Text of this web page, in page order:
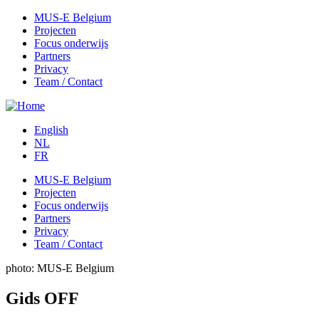
Main
menu
NL
MUS-E Belgium
Projecten
Focus onderwijs
Partners
Privacy
Team / Contact
English
NL
FR
Main
menu
NL
MUS-E Belgium
Projecten
Focus onderwijs
Partners
Privacy
Team / Contact
photo: MUS-E Belgium
Gids OFF